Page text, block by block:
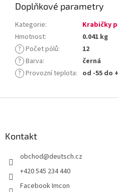
Doplňkové parametry
Kategorie:
Krabičky
Hmotnost:
0.041 kg
? Počet pólů:
12
? Barva:
černá
? Provozní teplota: od -55 do
Kontakt
obchod@deutsch.cz
+420 545 234 440
Facebook Imcon